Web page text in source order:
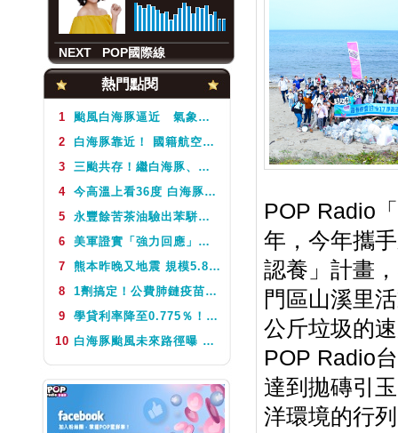
NEXT
POP國際線
桃竹苗FM90.714:00~16:00
Easy Music(日)
Eva
Eva
熱門點閱
1
颱風白海豚逼近 氣象署不排除周5下半天發布海警
2
白海豚靠近！ 國籍航空往返日本航班異動一次看
3
三颱共存！繼白海豚、鯨魚後昌鴻颱風生成 氣象署揭對台影響
4 今高溫上看36度 白海豚颱風這天最靠近台灣 不排除發海警
5
永豐餘苦茶油驗出苯駢芘超標 北市衛生局：不分批號全面預防性下架
6
美軍證實「強力回應」伊朗飛彈襲擊 國際油價急漲後仍守穩90美元之上
7
熊本昨晚又地震 規模5.8深度極淺 最大震度5弱、氣象廳籲留意餘震
8
1劑搞定！公費肺鏈疫苗8月10日升級為新型疫苗 疾管署：317萬人受惠
9
學貸利率降至0.775％！台銀8月1日起受理申請 寬限期延長2年
10 白海豚颱風未來路徑曝 今體感飆39度 午後山區防大雨
POP Radio
年，今年攜
認養」計畫
門區山溪里
公斤垃圾的
POP Radio
達到拋磚引
洋環境的行